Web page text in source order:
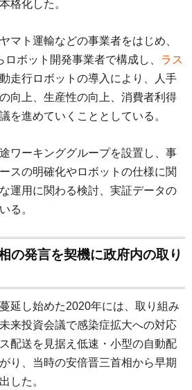
格化した。
マト運輸などの事業者をはじめ、
ボット開発事業者で構成し、 ラス
走行ロボットの導入により、人手
向上、生産性の向上、消費者利得
を進めていくこととしている。
ワーキンググループを設置し、事
スの明確化やロボットの仕様に関
運用に関わる検討、実証データの
る。
の発言を契機に政府内の取り
延し始めた2020年には、取り組み
来投資会議で感染症拡大への対応
配送を見据え低速・小型の自動配
り、当時の安倍晋三首相から早期
した。